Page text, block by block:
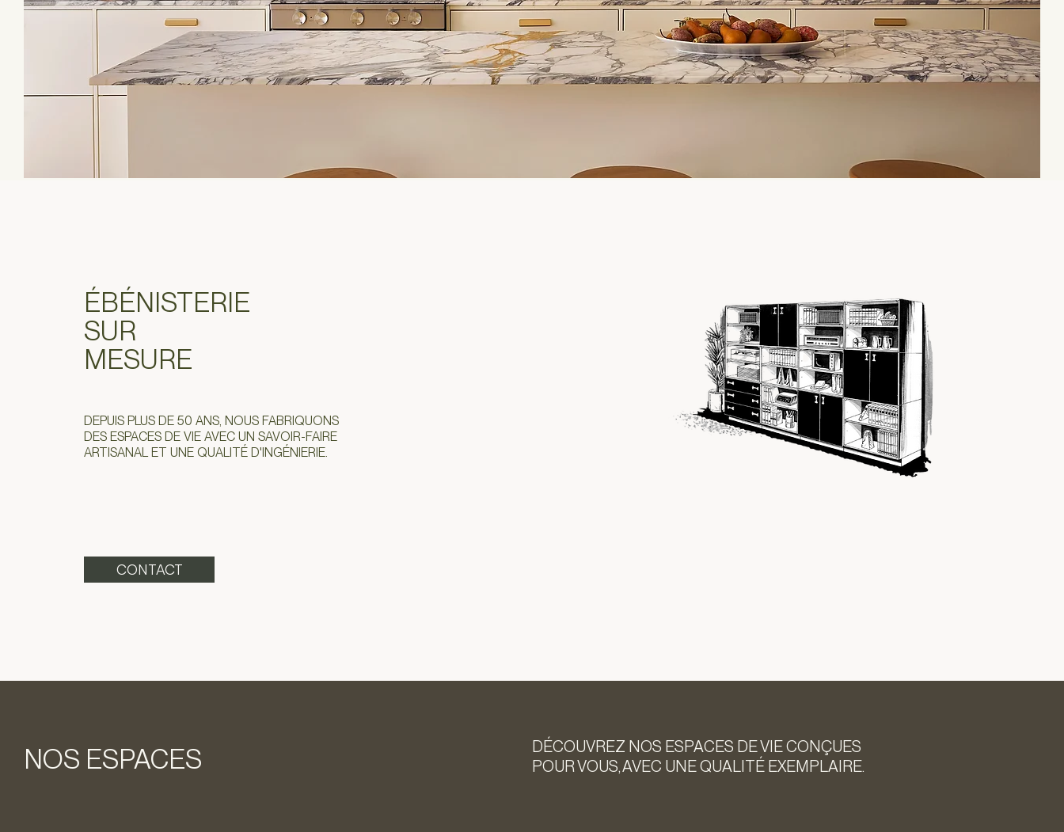
ÉBÉNISTERIE
SUR
MESURE
DEPUIS PLUS DE 50 ANS, NOUS FABRIQUONS
DES ESPACES DE VIE AVEC UN SAVOIR-FAIRE
ARTISANAL ET UNE QUALITÉ D'INGÉNIERIE.
CONTACT
NOS ESPACES
DÉCOUVREZ NOS ESPACES DE VIE CONÇUES
POUR VOUS, AVEC UNE QUALITÉ EXEMPLAIRE.